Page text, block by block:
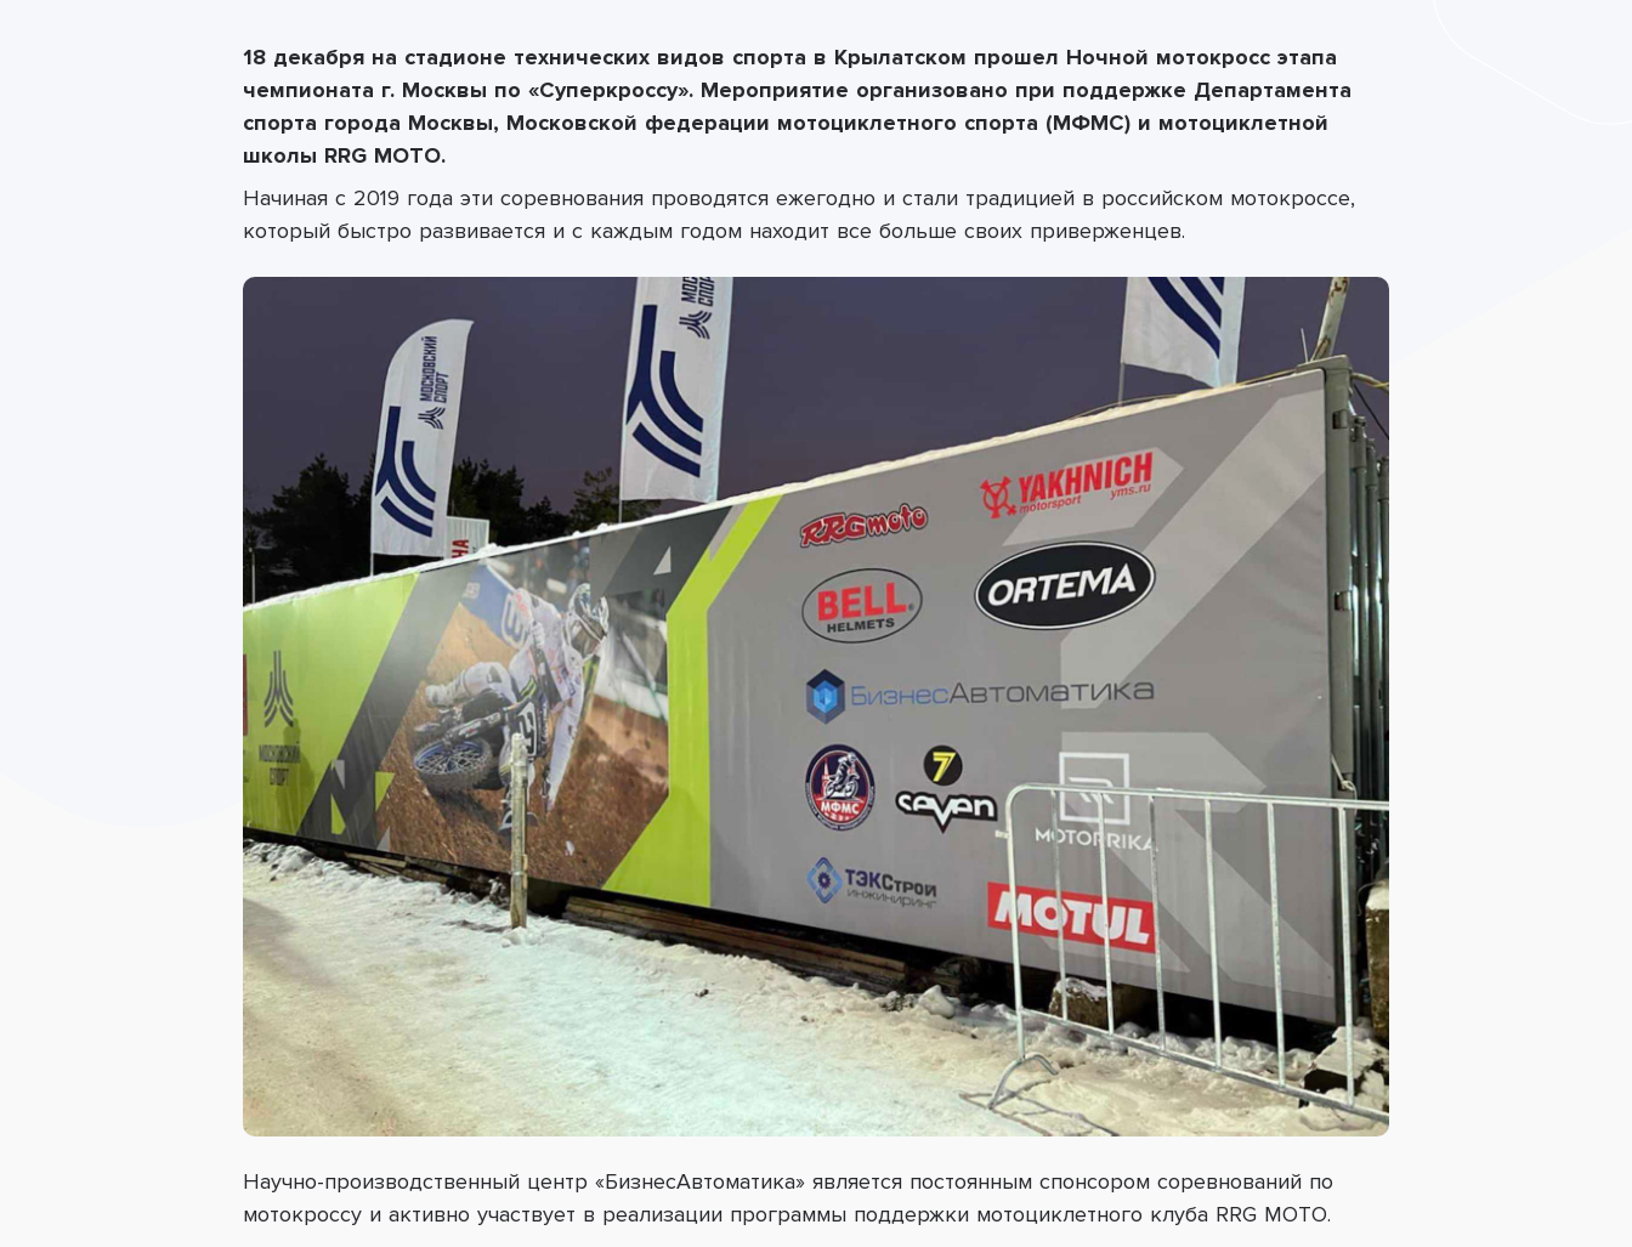
18 декабря на стадионе технических видов спорта в Крылатском прошел Ночной мотокросс этапа
чемпионата г. Москвы по «Суперкроссу». Мероприятие организовано при поддержке Департамента
спорта города Москвы, Московской федерации мотоциклетного спорта (МФМС) и мотоциклетной
школы RRG MOTO.
Начиная с 2019 года эти соревнования проводятся ежегодно и стали традицией в российском мотокроссе,
который быстро развивается и с каждым годом находит все больше своих приверженцев.
Научно-производственный центр «БизнесАвтоматика» является постоянным спонсором соревнований по
мотокроссу и активно участвует в реализации программы поддержки мотоциклетного клуба RRG MOTO.